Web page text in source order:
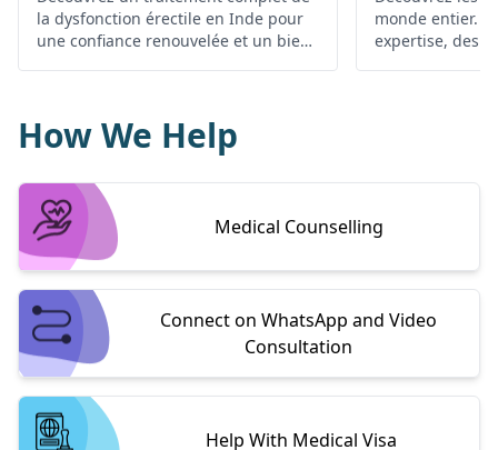
la dysfonction érectile en Inde pour
une confiance renouvelée et un bien-
monde entier.
expertise, des
How We Help
Medical Counselling
Connect on WhatsApp and Video
Consultation
Help With Medical Visa